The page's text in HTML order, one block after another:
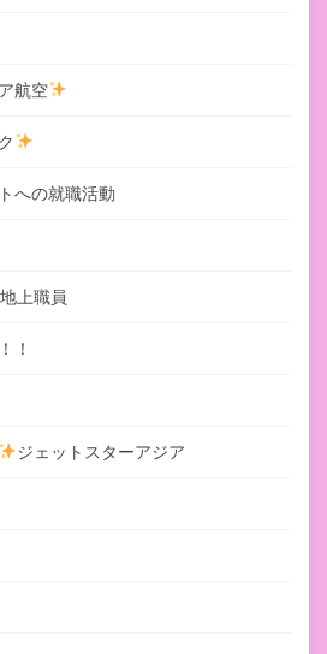
航空
への就職活動
地上職員
！
ジェットスターアジア